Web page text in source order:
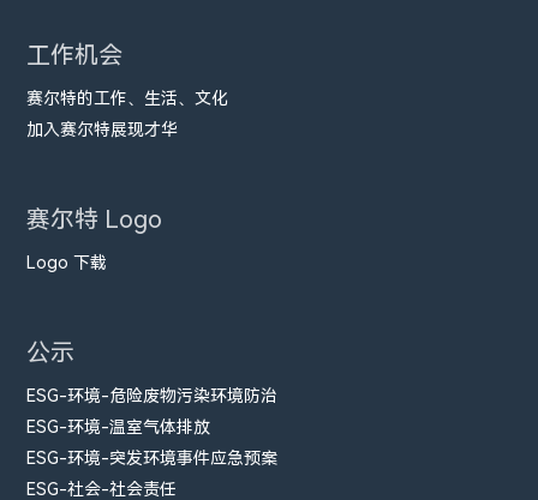
工作机会
赛尔特的工作、生活、文化
加入赛尔特展现才华
赛尔特 Logo
Logo 下载
公示
ESG-环境-危险废物污染环境防治
ESG-环境-温室气体排放
ESG-环境-突发环境事件应急预案
ESG-社会-社会责任